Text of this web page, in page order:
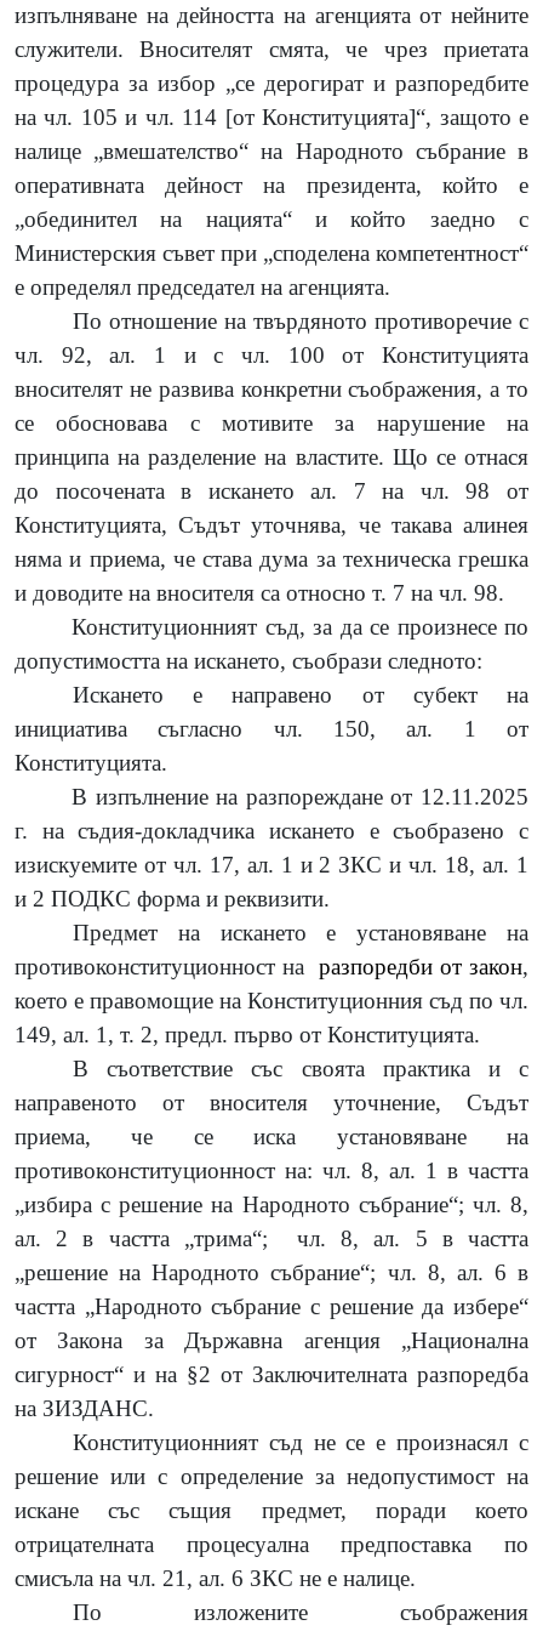
изпълняване на дейността на агенцията от нейните
служители. Вносителят смята, че чрез приетата
процедура за избор „се дерогират и разпоредбите
на чл. 105 и чл. 114 [от Конституцията]“, защото е
налице „вмешателство“ на Народното събрание в
оперативната дейност на президента, който е
„обединител на нацията“ и който заедно с
Министерския съвет при „споделена компетентност“
е определял председател на агенцията.
По отношение на твърдяното противоречие с
чл. 92, ал. 1 и с чл. 100 от Конституцията
вносителят не развива конкретни съображения, а то
се обосновава с мотивите за нарушение на
принципа на разделение на властите. Що се отнася
до посочената в искането ал. 7 на чл. 98 от
Конституцията, Съдът уточнява, че такава алинея
няма и приема, че става дума за техническа грешка
и доводите на вносителя са относно т. 7 на чл. 98.
Конституционният съд, за да се произнесе по
допустимостта на искането, съобрази следното:
Искането е направено от субект на
инициатива съгласно чл. 150, ал. 1 от
Конституцията.
В изпълнение на разпореждане от 12.11.2025
г. на съдия-докладчика искането е съобразено с
изискуемите от чл. 17, ал. 1 и 2 ЗКС и чл. 18, ал. 1
и 2 ПОДКС форма и реквизити.
Предмет на искането е установяване на
противоконституционност на
разпоредби от закон,
което е правомощие на Конституционния съд по чл.
149, ал. 1, т. 2, предл. първо от Конституцията.
В съответствие със своята практика и с
направеното от вносителя уточнение, Съдът
приема, че се иска установяване на
противоконституционност на: чл. 8, ал. 1 в частта
„избира с решение на Народното събрание“; чл. 8,
ал. 2 в частта „трима“;
чл. 8, ал. 5 в частта
„решение на Народното събрание“; чл. 8, ал. 6 в
частта „Народното събрание с решение да избере“
от Закона за Държавна агенция „Национална
сигурност“ и на §2 от Заключителната разпоредба
на ЗИЗДАНС.
Конституционният съд не се е произнасял с
решение или с определение за недопустимост на
искане със същия предмет, поради което
отрицателната процесуална предпоставка по
смисъла на чл. 21, ал. 6 ЗКС не е налице.
По изложените съображения